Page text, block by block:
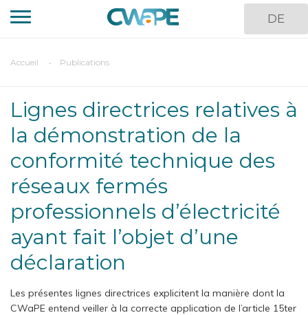
Aller
au
principal
DE
You
here
Accueil Publications
Lignes directrices relatives à
la démonstration de la
conformité technique des
réseaux fermés
professionnels d’électricité
ayant fait l’objet d’une
déclaration
Les présentes lignes directrices explicitent la manière dont la
CWaPE entend veiller à la correcte application de l’article 15ter